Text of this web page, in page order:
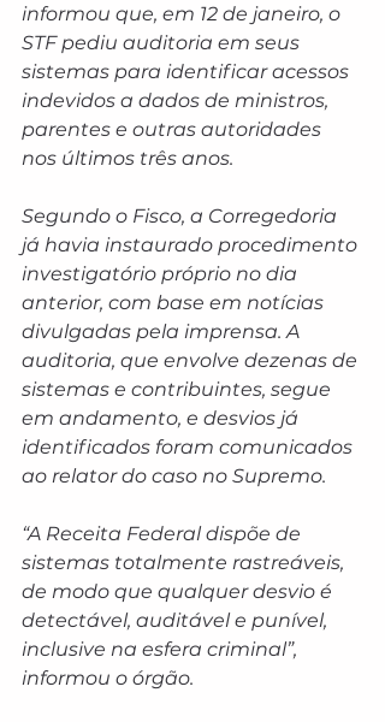
informou que, em 12 de janeiro, o
STF pediu auditoria em seus
sistemas para identificar acessos
indevidos a dados de ministros,
parentes e outras autoridades
nos últimos três anos.
Segundo o Fisco, a Corregedoria
já havia instaurado procedimento
investigatório próprio no dia
anterior, com base em notícias
divulgadas pela imprensa. A
auditoria, que envolve dezenas de
sistemas e contribuintes, segue
em andamento, e desvios já
identificados foram comunicados
ao relator do caso no Supremo.
“A Receita Federal dispõe de
sistemas totalmente rastreáveis,
de modo que qualquer desvio é
detectável, auditável e punível,
inclusive na esfera criminal”,
informou o órgão.